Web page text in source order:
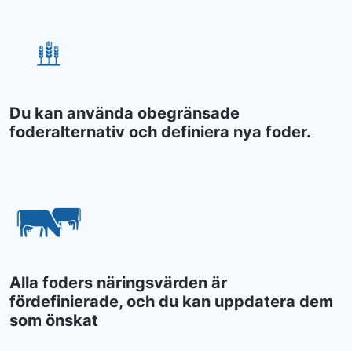
Du kan använda obegränsade
foderalternativ och definiera nya foder.
Alla foders näringsvärden är
fördefinierade, och du kan uppdatera dem
som önskat